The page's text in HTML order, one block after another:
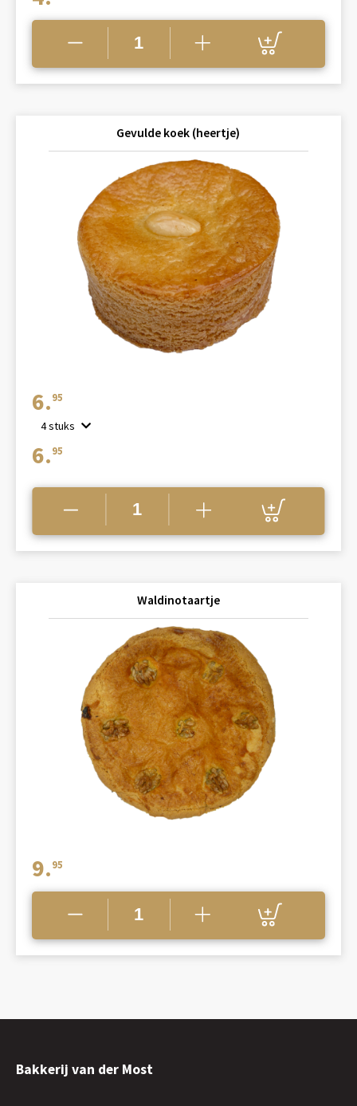
Gevulde koek (heertje)
6. 95
4 stuks
6. 95
Waldinotaartje
9. 95
Bakkerij van der Most